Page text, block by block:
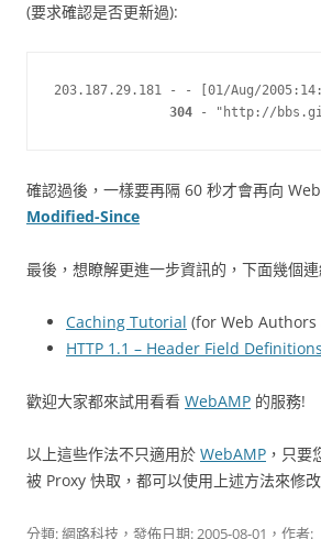
(要求確認是否更新過):
203.187.29.181 - - [01/Aug/
304 - "http://
確認過後，一樣要再隔 60 秒才會再向
Modified-Since
最後，想瞭解更進一步資訊的，下面幾個
Caching Tutorial (for Web
HTTP 1.1 – Header Field Definitions
歡迎大家都來試用看看 WebAMP 的服務!
以上這些作法不只適用於 WebAMP ，只要
被 Proxy 快取，都可以使用上述方法來修
分類:網路科技 ，發佈日期:2005-08-01 ，作者: